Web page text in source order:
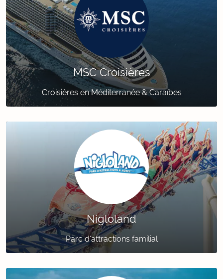
MSC Croisières
Croisières en Méditerranée & Caraïbes
Nigloland
Parc d'attractions familial